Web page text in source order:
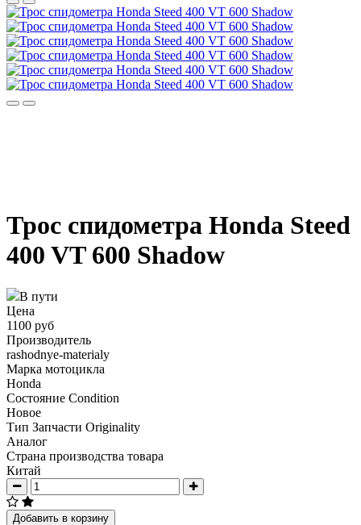
Трос спидометра Honda Steed
400 VT 600 Shadow
В пути
Цена
1100 руб
Производитель
rashodnye-materialy
Марка мотоцикла
Honda
Состояние Condition
Новое
Тип Запчасти Originality
Аналог
Страна производства товара
Китай
Добавить в корзину